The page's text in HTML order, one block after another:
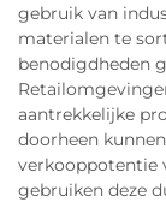
gebruik van
materialen te
benodigdheden
aantrekkelijke
doorheen
verkooppotentie
gebruiken deze